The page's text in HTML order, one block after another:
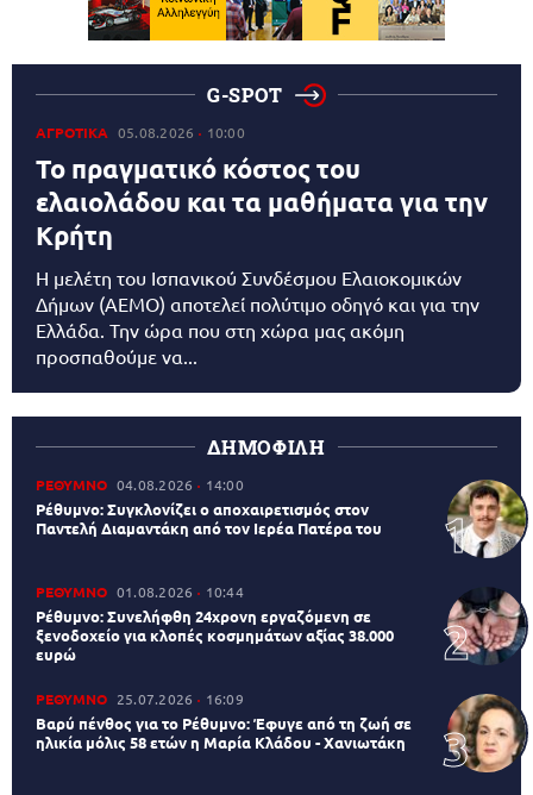
G-SPOT
ΑΓΡΟΤΙΚΑ 05.08.2026 10:00
Το πραγματικό κόστος του
ελαιολάδου και τα μαθήματα για την
Κρήτη
Η μελέτη του Ισπανικού Συνδέσμου Ελαιοκομικών
Δήμων (AEMO) αποτελεί πολύτιμο οδηγό και για την
Ελλάδα. Την ώρα που στη χώρα μας ακόμη
προσπαθούμε να...
ΔΗΜΟΦΙΛΗ
ΡΕΘΥΜΝΟ 04.08.2026 14:00
Ρέθυμνο: Συγκλονίζει ο αποχαιρετισμός στον
Παντελή Διαμαντάκη από τον Ιερέα Πατέρα του
ΡΕΘΥΜΝΟ 01.08.2026 10:44
Ρέθυμνο: Συνελήφθη 24χρονη εργαζόμενη σε
ξενοδοχείο για κλοπές κοσμημάτων αξίας 38.000
ευρώ
ΡΕΘΥΜΝΟ 25.07.2026 16:09
Βαρύ πένθος για το Ρέθυμνο: Έφυγε από τη ζωή σε
ηλικία μόλις 58 ετών η Μαρία Κλάδου - Χανιωτάκη